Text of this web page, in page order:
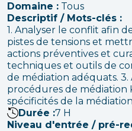
Domaine : Tous
Descriptif / Mots-clés :
1. Analyser le conflit afin
pistes de tensions et
actions préventives et
techniques et outils de
de médiation adéquats.
procédures de médiation
spécificités de la
Durée :7 H
Niveau d'entrée / pré-